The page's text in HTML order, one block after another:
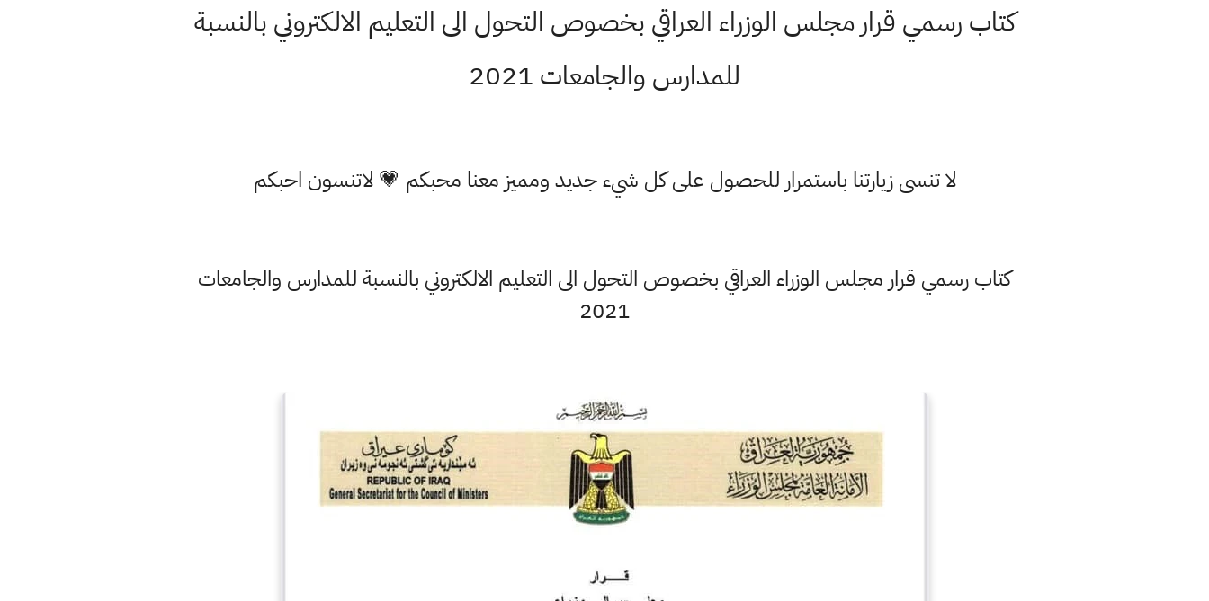
كتاب رسمي قرار مجلس الوزراء العراقي بخصوص التحول الى التعليم الالكتروني بالنسبة
للمدارس والجامعات 2021
لا تنسى زيارتنا باستمرار للحصول على كل شيء جديد ومميز معنا محبكم 💗 لاتنسون احبكم
كتاب رسمي قرار مجلس الوزراء العراقي بخصوص التحول الى التعليم الالكتروني بالنسبة للمدارس والجامعات
2021